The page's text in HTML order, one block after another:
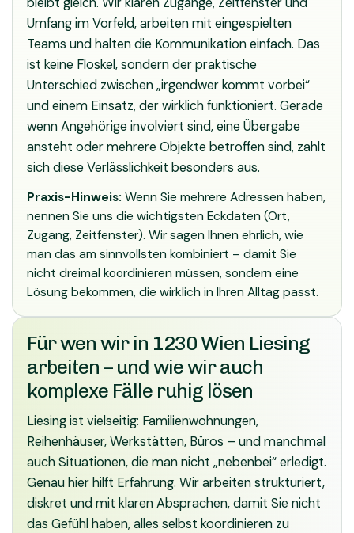
Umfang im Vorfeld, arbeiten mit eingespielten
Teams und halten die Kommunikation einfach. Das
ist keine Floskel, sondern der praktische
Unterschied zwischen „irgendwer kommt vorbei“
und einem Einsatz, der wirklich funktioniert. Gerade
wenn Angehörige involviert sind, eine Übergabe
ansteht oder mehrere Objekte betroffen sind, zahlt
sich diese Verlässlichkeit besonders aus.
Praxis-Hinweis: Wenn Sie mehrere Adressen haben,
nennen Sie uns die wichtigsten Eckdaten (Ort,
Zugang, Zeitfenster). Wir sagen Ihnen ehrlich, wie
man das am sinnvollsten kombiniert – damit Sie
nicht dreimal koordinieren müssen, sondern eine
Lösung bekommen, die wirklich in Ihren Alltag passt.
Für wen wir in 1230 Wien Liesing
arbeiten – und wie wir auch
komplexe Fälle ruhig lösen
Liesing ist vielseitig: Familienwohnungen,
Reihenhäuser, Werkstätten, Büros – und manchmal
auch Situationen, die man nicht „nebenbei“ erledigt.
Genau hier hilft Erfahrung. Wir arbeiten strukturiert,
diskret und mit klaren Absprachen, damit Sie nicht
das Gefühl haben, alles selbst koordinieren zu